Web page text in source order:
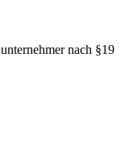
nach §19